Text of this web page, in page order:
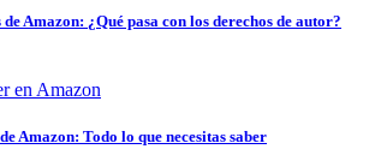
Amazon: ¿Qué pasa con los derechos de autor?
en Amazon
Amazon: Todo lo que necesitas saber